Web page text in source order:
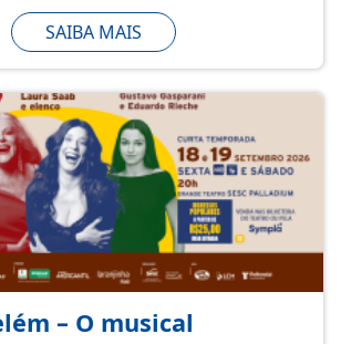
SAIBA MAIS
– O musical